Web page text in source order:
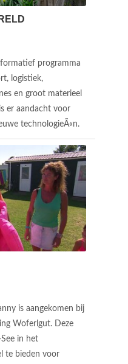
programma
logistiek,
en groot materieel
er aandacht voor
technologieÃ«n.
is aangekomen bij
Woferlgut. Deze
in het
te bieden voor